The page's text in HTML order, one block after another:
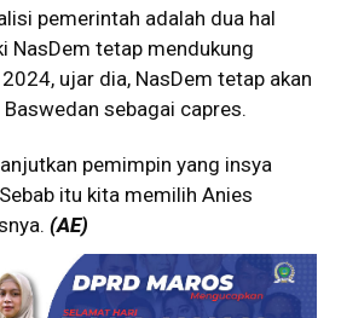
pemerintah adalah dua hal
NasDem tetap mendukung
ujar dia, NasDem tetap akan
sebagai capres.
pemimpin yang insya
itu kita memilih Anies
(AE)